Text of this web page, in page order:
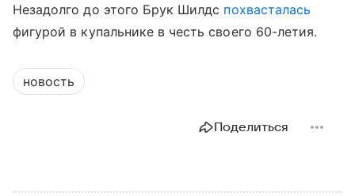
Незадолго до этого Брук Шилдс похвасталась
фигурой в купальнике в честь своего 60-летия.
новость
Поделиться